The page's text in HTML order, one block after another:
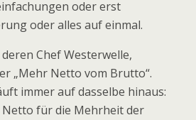
oder erst
oder alles auf einmal.
Chef Westerwelle,
„Mehr Netto vom Brutto“.
immer auf dasselbe hinaus:
für die Mehrheit der